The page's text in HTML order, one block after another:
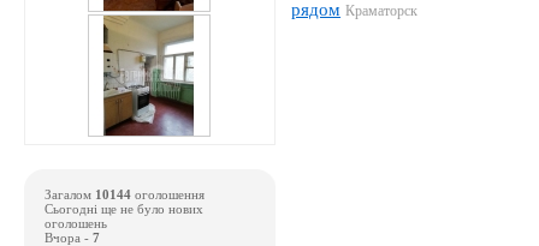
рядом Краматорск
Загалом 10144 оголошення
Сьогодні ще не було нових
оголошень
Вчора - 7